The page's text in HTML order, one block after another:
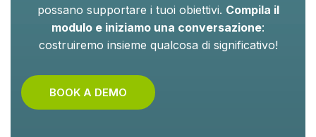
possano supportare i tuoi obiettivi. Compila il
modulo e iniziamo una conversazione:
costruiremo insieme qualcosa di significativo!
BOOK A DEMO